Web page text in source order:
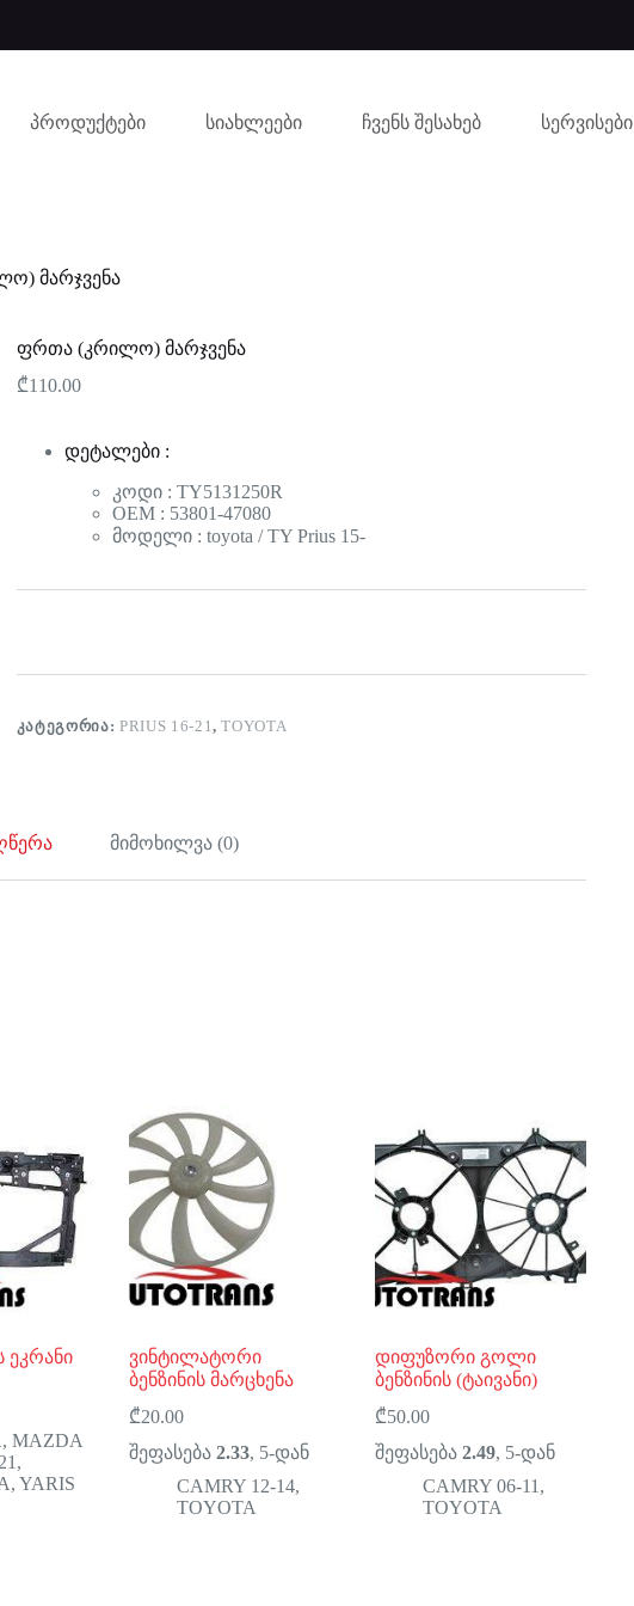
პროდუქტები სიახლეები ჩვენს შესახებ სერვისები
მარჯვენა
ფრთა (კრილო) მარჯვენა
₾110.00
დეტალები :
კოდი : TY5131250R
OEM : 53801-47080
მოდელი : toyota / TY Prius 15-
ᲙᲐᲢᲔᲒᲝᲠᲘᲐ: PRIUS 16-21,TOYOTA
მიმოხილვა (0)
,MAZDA
,
,YARIS
ვინტილატორი
ბენზინის მარცხენა
₾20.00
შეფასება2.33, 5-დან
CAMRY 12-14,
TOYOTA
დიფუზორი გოლი
ბენზინის (ტაივანი)
₾50.00
შეფასება2.49, 5-დან
CAMRY 06-11 ,
TOYOTA